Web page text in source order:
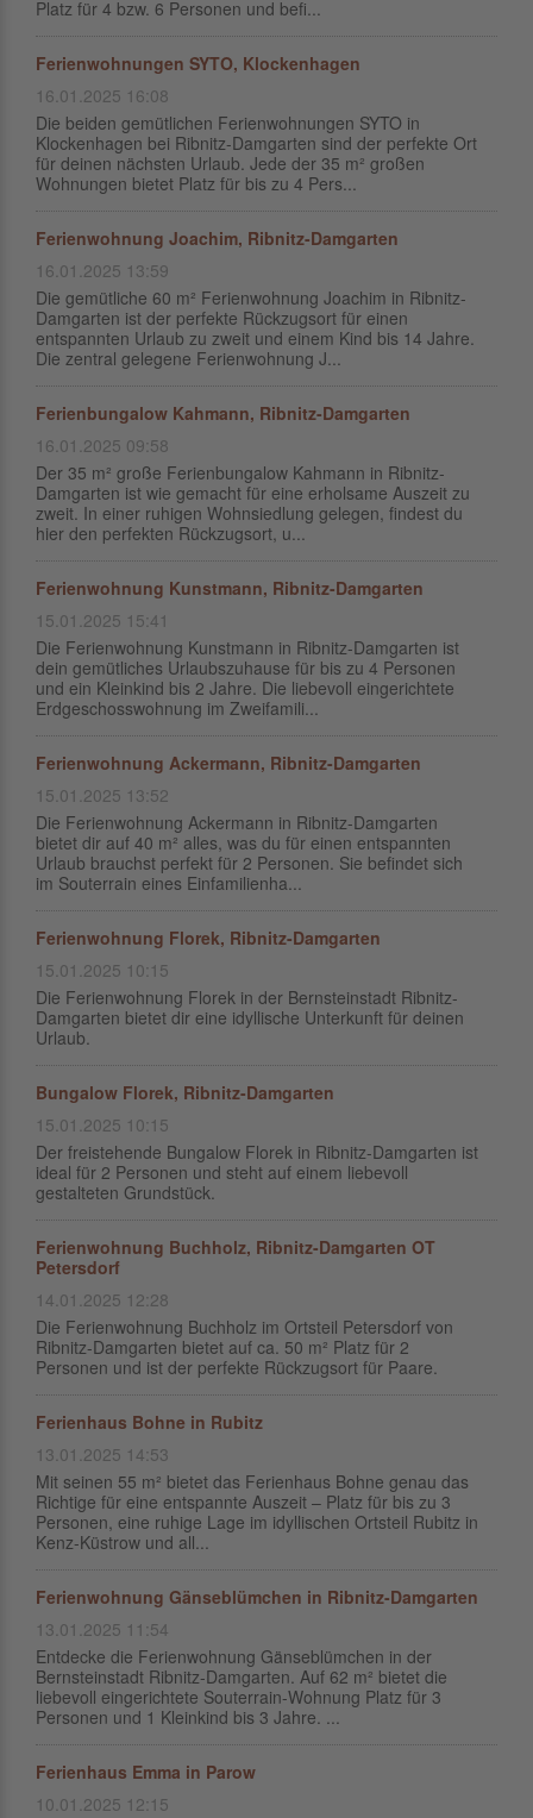
Platz für 4 bzw. 6 Personen und befi...
Ferienwohnungen SYTO, Klockenhagen
16.01.2025 16:08
Die beiden gemütlichen Ferienwohnungen SYTO in
Klockenhagen bei Ribnitz-Damgarten sind der perfekte Ort
für deinen nächsten Urlaub. Jede der 35 m² großen
Wohnungen bietet Platz für bis zu 4 Pers...
Ferienwohnung Joachim, Ribnitz-Damgarten
16.01.2025 13:59
Die gemütliche 60 m² Ferienwohnung Joachim in Ribnitz-
Damgarten ist der perfekte Rückzugsort für einen
entspannten Urlaub zu zweit und einem Kind bis 14 Jahre.
Die zentral gelegene Ferienwohnung J...
Ferienbungalow Kahmann, Ribnitz-Damgarten
16.01.2025 09:58
Der 35 m² große Ferienbungalow Kahmann in Ribnitz-
Damgarten ist wie gemacht für eine erholsame Auszeit zu
zweit. In einer ruhigen Wohnsiedlung gelegen, findest du
hier den perfekten Rückzugsort, u...
Ferienwohnung Kunstmann, Ribnitz-Damgarten
15.01.2025 15:41
Die Ferienwohnung Kunstmann in Ribnitz-Damgarten ist
dein gemütliches Urlaubszuhause für bis zu 4 Personen
und ein Kleinkind bis 2 Jahre. Die liebevoll eingerichtete
Erdgeschosswohnung im Zweifamili...
Ferienwohnung Ackermann, Ribnitz-Damgarten
15.01.2025 13:52
Die Ferienwohnung Ackermann in Ribnitz-Damgarten
bietet dir auf 40 m² alles, was du für einen entspannten
Urlaub brauchst perfekt für 2 Personen. Sie befindet sich
im Souterrain eines Einfamilienha...
Ferienwohnung Florek, Ribnitz-Damgarten
15.01.2025 10:15
Die Ferienwohnung Florek in der Bernsteinstadt Ribnitz-
Damgarten bietet dir eine idyllische Unterkunft für deinen
Urlaub.
Bungalow Florek, Ribnitz-Damgarten
15.01.2025 10:15
Der freistehende Bungalow Florek in Ribnitz-Damgarten ist
ideal für 2 Personen und steht auf einem liebevoll
gestalteten Grundstück.
Ferienwohnung Buchholz, Ribnitz-Damgarten OT
Petersdorf
14.01.2025 12:28
Die Ferienwohnung Buchholz im Ortsteil Petersdorf von
Ribnitz-Damgarten bietet auf ca. 50 m² Platz für 2
Personen und ist der perfekte Rückzugsort für Paare.
Ferienhaus Bohne in Rubitz
13.01.2025 14:53
Mit seinen 55 m² bietet das Ferienhaus Bohne genau das
Richtige für eine entspannte Auszeit – Platz für bis zu 3
Personen, eine ruhige Lage im idyllischen Ortsteil Rubitz in
Kenz-Küstrow und all...
Ferienwohnung Gänseblümchen in Ribnitz-Damgarten
13.01.2025 11:54
Entdecke die Ferienwohnung Gänseblümchen in der
Bernsteinstadt Ribnitz-Damgarten. Auf 62 m² bietet die
liebevoll eingerichtete Souterrain-Wohnung Platz für 3
Personen und 1 Kleinkind bis 3 Jahre. ...
Ferienhaus Emma in Parow
10.01.2025 12:15